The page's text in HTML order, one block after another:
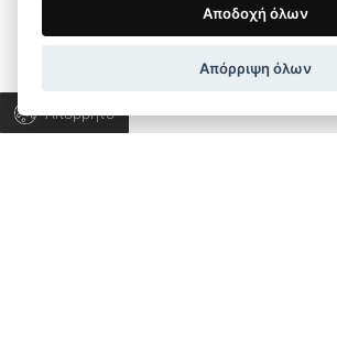
Απόρρητο
Ας μιλήσουμε για το
δικό σας project!
Wapp development house, Copyright
Όροι Χρήσης Πολιτική
Αποδοχή όλων
Απόρριψη όλων